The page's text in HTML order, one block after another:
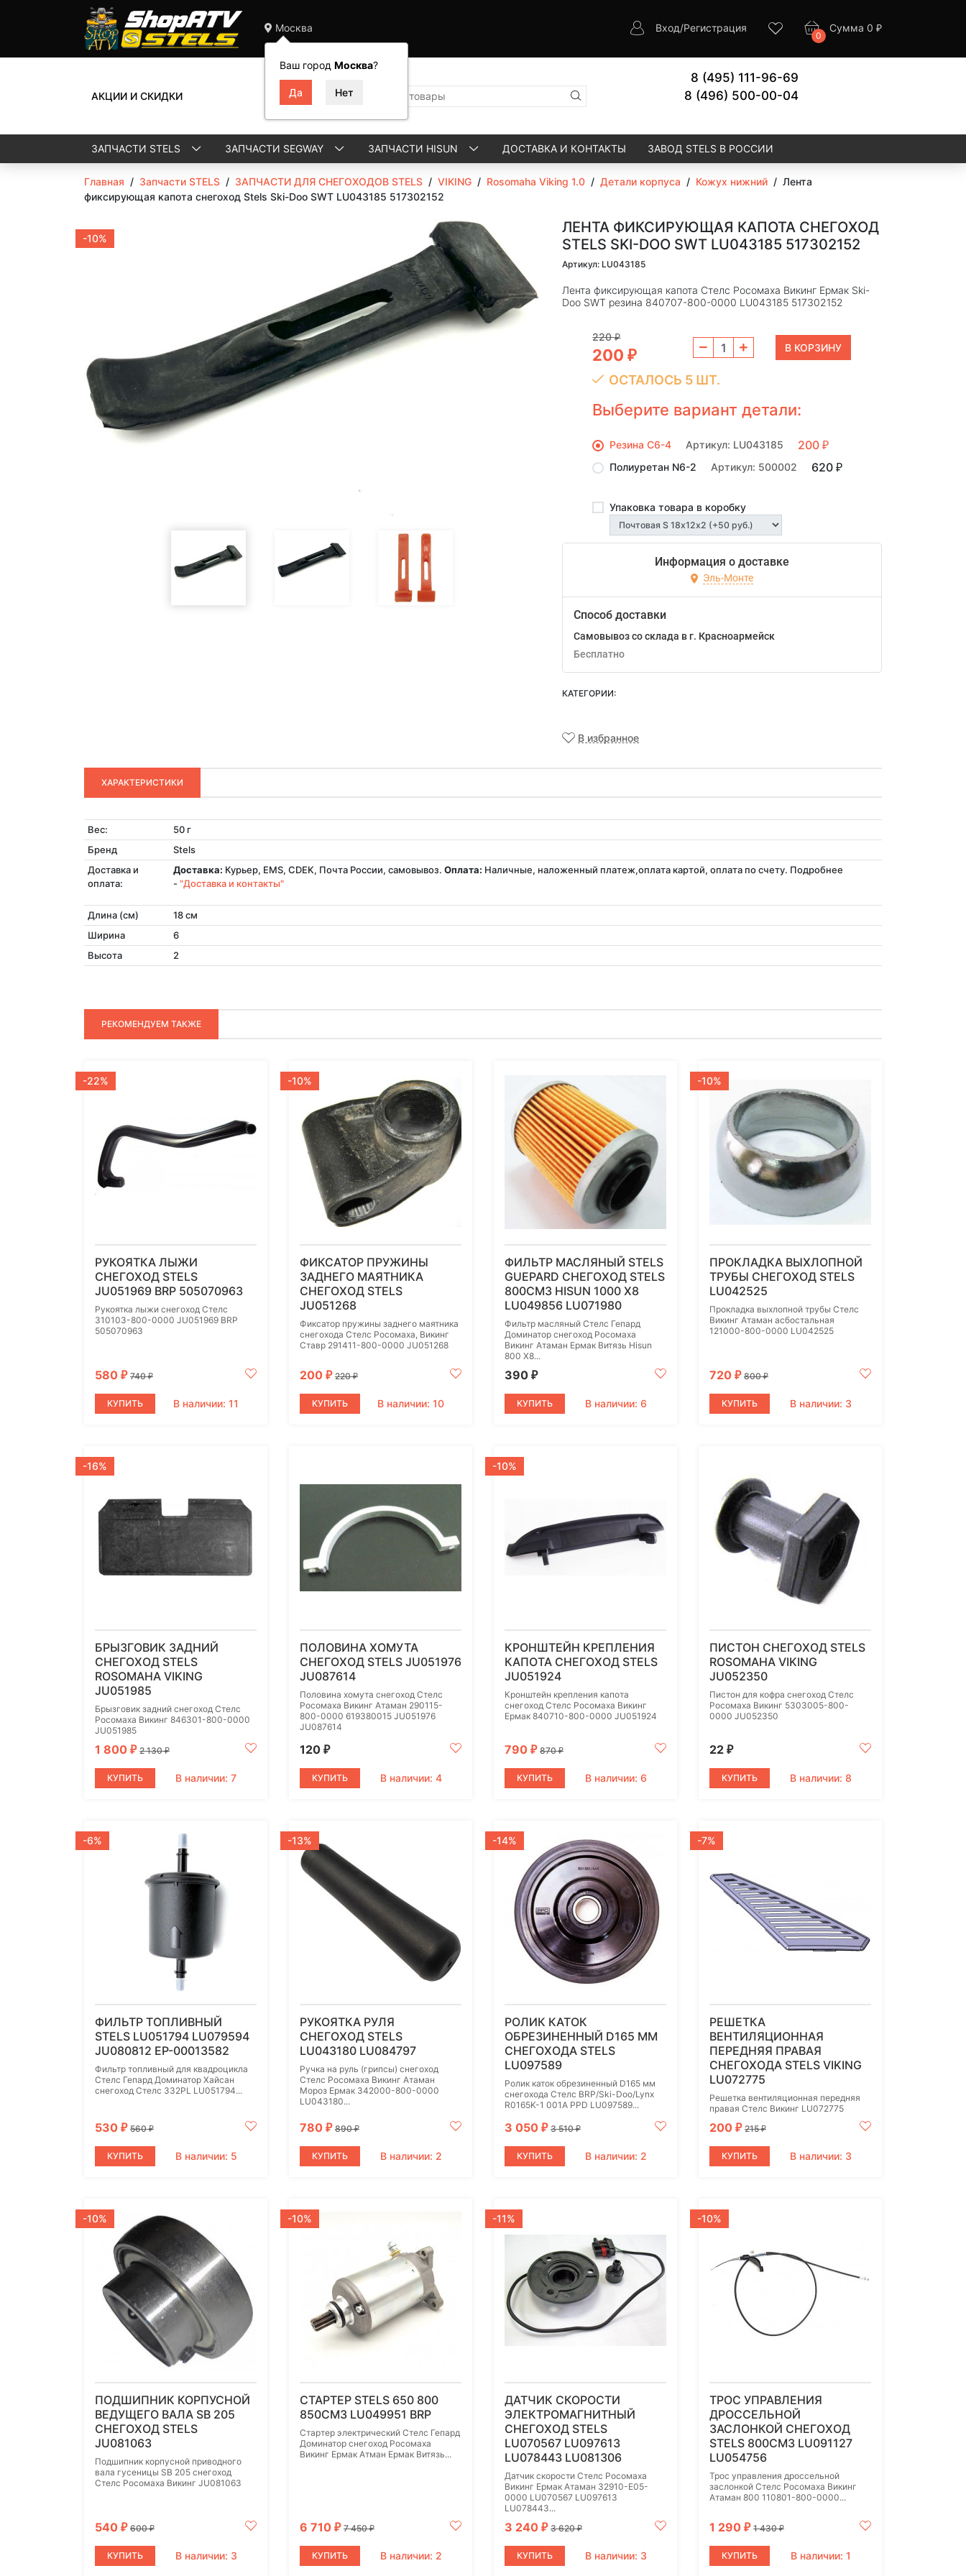
Москва
Ваш город Москва?
Вход/Регистрация
0
Сумма 0 ₽
АКЦИИ И СКИДКИ
8 (495) 111-96-69
8 (496) 500-00-04
ЗАПЧАСТИ STELS ЗАПЧАСТИ SEGWAY ЗАПЧАСТИ HISUN ДОСТАВКА И КОНТАКТЫ ЗАВОД STELS В РОССИИ
Главная / Запчасти STELS / ЗАПЧАСТИ ДЛЯ СНЕГОХОДОВ STELS / VIKING / Rosomaha Viking 1.0 / Детали корпуса / Кожух нижний / Лента
фиксирующая капота снегоход Stels Ski-Doo SWT LU043185 517302152
-10%
ЛЕНТА ФИКСИРУЮЩАЯ КАПОТА СНЕГОХОД
STELS SKI-DOO SWT LU043185 517302152
Артикул: LU043185
Лента фиксирующая капота Стелс Росомаха Викинг Ермак Ski-
Doo SWT резина 840707-800-0000 LU043185 517302152
220₽
200₽
ОСТАЛОСЬ 5 ШТ.
Выберите вариант детали:
Резина C6-4 Артикул: LU043185 200₽
Полиуретан N6-2
Артикул: 500002 620₽
Упаковка товара в коробку
Информация о доставке
Эль-Монте
Способ доставки
Самовывоз со склада в г. Красноармейск
Бесплатно
КАТЕГОРИИ:
В избранное
ХАРАКТЕРИСТИКИ
Вес:
50 г
Бренд
Stels
Доставка и
оплата:
Доставка: Курьер, EMS, CDEK, Почта России, самовывоз. Оплата: Наличные, наложенный платеж,оплата картой, оплата по счету. Подробнее
- "Доставка и контакты"
Длина (см)
18 см
Ширина
6
Высота
2
РЕКОМЕНДУЕМ ТАКЖЕ
-22%
РУКОЯТКА ЛЫЖИ
СНЕГОХОД STELS
JU051969 BRP 505070963
Рукоятка лыжи снегоход Стелс
310103-800-0000 JU051969 BRP
505070963
580 ₽ 740₽
КУПИТЬ В наличии: 11
-10%
ФИКСАТОР ПРУЖИНЫ
ЗАДНЕГО МАЯТНИКА
СНЕГОХОД STELS
JU051268
Фиксатор пружины заднего маятника
снегохода Стелс Росомаха, Викинг
Ставр 291411-800-0000 JU051268
200 ₽ 220₽
КУПИТЬ В наличии: 10
ФИЛЬТР МАСЛЯНЫЙ STELS
GUEPARD СНЕГОХОД STELS
800СМ3 HISUN 1000 X8
LU049856 LU071980
Фильтр масляный Стелс Гепард
Доминатор снегоход Росомаха
Викинг Атаман Ермак Витязь Hisun
800 X8...
390 ₽
КУПИТЬ В наличии: 6
-10%
ПРОКЛАДКА ВЫХЛОПНОЙ
ТРУБЫ СНЕГОХОД STELS
LU042525
Прокладка выхлопной трубы Стелс
Викинг Атаман асбостальная
121000-800-0000 LU042525
720 ₽ 800₽
КУПИТЬ В наличии: 3
-16%
БРЫЗГОВИК ЗАДНИЙ
СНЕГОХОД STELS
ROSOMAHA VIKING
JU051985
Брызговик задний снегоход Стелс
Росомаха Викинг 846301-800-0000
JU051985
1 800 ₽ 2 130₽
КУПИТЬ В наличии: 7
ПОЛОВИНА ХОМУТА
СНЕГОХОД STELS JU051976
JU087614
Половина хомута снегоход Стелс
Росомаха Викинг Атаман 290115-
800-0000 619380015 JU051976
JU087614
120 ₽
КУПИТЬ В наличии: 4
-10%
КРОНШТЕЙН КРЕПЛЕНИЯ
КАПОТА СНЕГОХОД STELS
JU051924
Кронштейн крепления капота
снегоход Стелс Росомаха Викинг
Ермак 840710-800-0000 JU051924
790 ₽ 870₽
КУПИТЬ В наличии: 6
ПИСТОН CНЕГОХОД STELS
ROSOMAHA VIKING
JU052350
Пистон для кофра cнегоход Стелс
Росомаха Викинг 5303005-800-
0000 JU052350
22 ₽
КУПИТЬ В наличии: 8
-6%
ФИЛЬТР ТОПЛИВНЫЙ
STELS LU051794 LU079594
JU080812 EP-00013582
Фильтр топливный для квадроцикла
Стелс Гепард Доминатор Хайсан
снегоход Стелс 332PL LU051794...
530 ₽ 560₽
КУПИТЬ В наличии: 5
-13%
РУКОЯТКА РУЛЯ
CНЕГОХОД STELS
LU043180 LU084797
Ручка на руль (грипсы) снегоход
Стелс Росомаха Викинг Атаман
Мороз Ермак 342000-800-0000
LU043180...
780 ₽ 890₽
КУПИТЬ В наличии: 2
-14%
РОЛИК КАТОК
ОБРЕЗИНЕННЫЙ D165 ММ
СНЕГОХОДА STELS
LU097589
Ролик каток обрезиненный D165 мм
снегохода Стелс BRP/Ski-Doo/Lynx
R0165K-1 001A PPD LU097589...
3 050 ₽ 3 510₽
КУПИТЬ В наличии: 2
-7%
РЕШЕТКА
ВЕНТИЛЯЦИОННАЯ
ПЕРЕДНЯЯ ПРАВАЯ
СНЕГОХОДА STELS VIKING
LU072775
Решетка вентиляционная передняя
правая Стелс Викинг LU072775
200 ₽ 215₽
КУПИТЬ В наличии: 3
-10%
ПОДШИПНИК КОРПУСНОЙ
ВЕДУЩЕГО ВАЛА SB 205
СНЕГОХОД STELS
JU081063
Подшипник корпусной приводного
вала гусеницы SB 205 снегоход
Стелс Росомаха Викинг JU081063
540 ₽ 600₽
КУПИТЬ В наличии: 3
-10%
СТАРТЕР STELS 650 800
850СМ3 LU049951 BRP
Стартер электрический Стелс Гепард
Доминатор снегоход Росомаха
Викинг Ермак Атман Ермак Витязь...
6 710 ₽ 7 450₽
КУПИТЬ В наличии: 2
-11%
ДАТЧИК СКОРОСТИ
ЭЛЕКТРОМАГНИТНЫЙ
СНЕГОХОД STELS
LU070567 LU097613
LU078443 LU081306
Датчик скорости Стелс Росомаха
Викинг Ермак Атаман 32910-E05-
0000 LU070567 LU097613
LU078443...
3 240 ₽ 3 620₽
КУПИТЬ В наличии: 3
-10%
ТРОС УПРАВЛЕНИЯ
ДРОССЕЛЬНОЙ
ЗАСЛОНКОЙ СНЕГОХОД
STELS 800СМ3 LU091127
LU054756
Трос управления дроссельной
заслонкой Стелс Росомаха Викинг
Атаман 800 110801-800-0000...
1 290 ₽ 1 430₽
КУПИТЬ В наличии: 1